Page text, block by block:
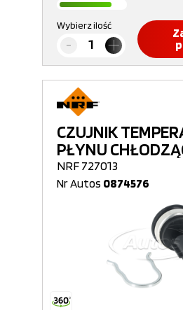
Wybierz ilość
CZUJNIK
PŁYNU
NRF 727013
Nr Autos 0874576